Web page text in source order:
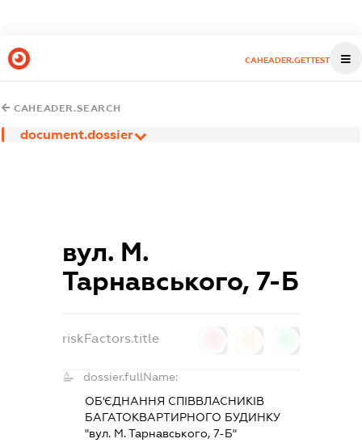
CAHEADER.GETTEST
CAHEADER.SEARCH
document.dossier
вул. М.
Тарнавського, 7-Б
riskFactors.title
dossier.fullName:
ОБ'ЄДНАННЯ СПІВВЛАСНИКІВ
БАГАТОКВАРТИРНОГО БУДИНКУ
"вул. М. Тарнавського, 7-Б"